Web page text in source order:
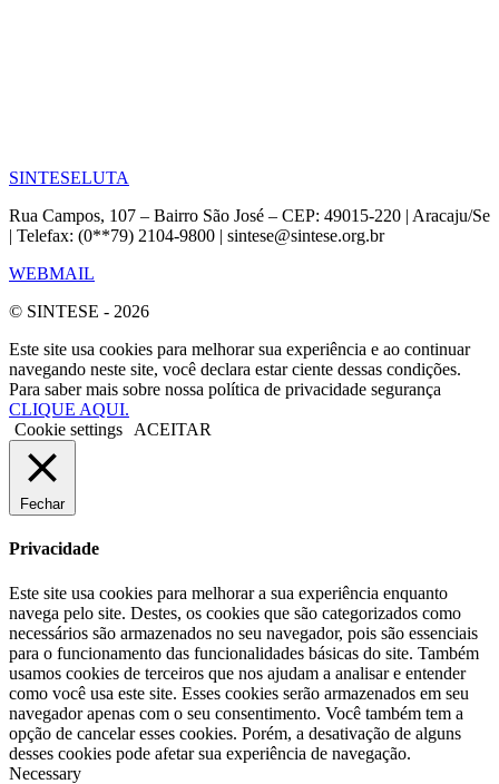
SINTESELUTA
Rua Campos, 107 – Bairro São José – CEP: 49015-220 | Aracaju/Se
| Telefax: (0**79) 2104-9800 | sintese@sintese.org.br
WEBMAIL
© SINTESE - 2026
Este site usa cookies para melhorar sua experiência e ao continuar
navegando neste site, você declara estar ciente dessas condições.
Para saber mais sobre nossa política de privacidade segurança
CLIQUE AQUI.
Cookie settings
ACEITAR
Fechar
Privacidade
Este site usa cookies para melhorar a sua experiência enquanto
navega pelo site. Destes, os cookies que são categorizados como
necessários são armazenados no seu navegador, pois são essenciais
para o funcionamento das funcionalidades básicas do site. Também
usamos cookies de terceiros que nos ajudam a analisar e entender
como você usa este site. Esses cookies serão armazenados em seu
navegador apenas com o seu consentimento. Você também tem a
opção de cancelar esses cookies. Porém, a desativação de alguns
desses cookies pode afetar sua experiência de navegação.
Necessary